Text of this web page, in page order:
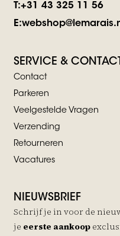
T:+31 43 325 11 56
E:
SERVICE & CONTACT
Contact
Parkeren
Veelgestelde Vragen
Verzending
Retourneren
Vacatures
NIEUWSBRIEF
Schrijf je in voor de
je eerste aankoop